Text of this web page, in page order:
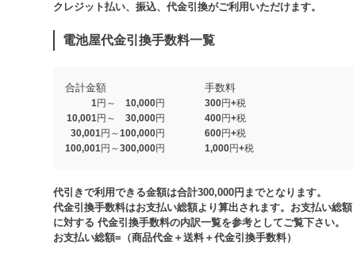
クレジット払い、振込、代金引換がご利用いただけます。​​
電池屋代金引換手数料一覧
合計金額 手数料
1円～ 10,000円
300円+税
10,001円～ 30,000円
400円+税
30,001円～100,000円
600円+税
100,001円～300,000円
1,000円+税​
代引きで利用できる金額は合計300,000円までとなります。
代金引換手数料はお支払い総額より算出されます。お支払い総額
に対する 代金引換手数料の内訳一覧を参考としてご覧下さい。​
お支払い総額=（商品代金＋送料＋代金引換手数料）​